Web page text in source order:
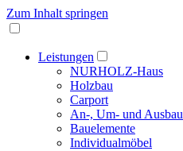
Zum Inhalt springen
Leistungen
NURHOLZ-Haus
Holzbau
Carport
An-, Um- und Ausbau
Bauelemente
Individualmöbel